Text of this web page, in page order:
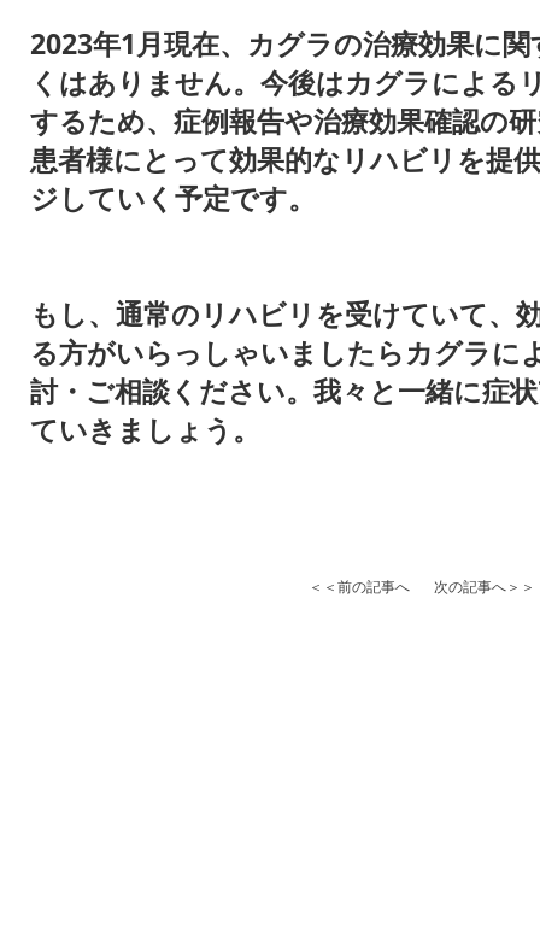
2023年1月現在、カグラの治療効果に
くはありません。今後はカグラによる
するため、症例報告や治療効果確認の
患者様にとって効果的なリハビリを提
ジしていく予定です。
もし、通常のリハビリを受けていて、
る方がいらっしゃいましたらカグラに
討・ご相談ください。我々と一緒に症
ていきましょう。
＜＜前の記事へ 次の記事へ＞＞